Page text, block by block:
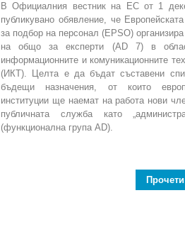
В Официалния вестник на ЕС от 1
публикувано обявление, че
за подбор на персонал (EPSO) организира
на общо за експерти (AD 7) в
информационните и комуникационните
(ИКТ). Целта е да бъдат съставени
бъдещи назначения, от които
институции ще наемат на работа нови
публичната служба като
(функционална група AD).